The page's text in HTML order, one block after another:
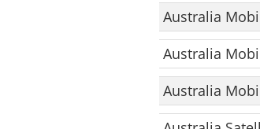
Australia
Australia
Australia